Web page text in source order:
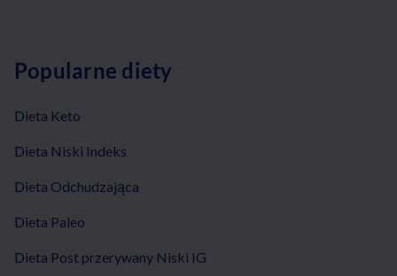
Popularne diety
Dieta Keto
Dieta Niski Indeks
Dieta Odchudzająca
Dieta Paleo
Dieta Post przerywany Niski IG